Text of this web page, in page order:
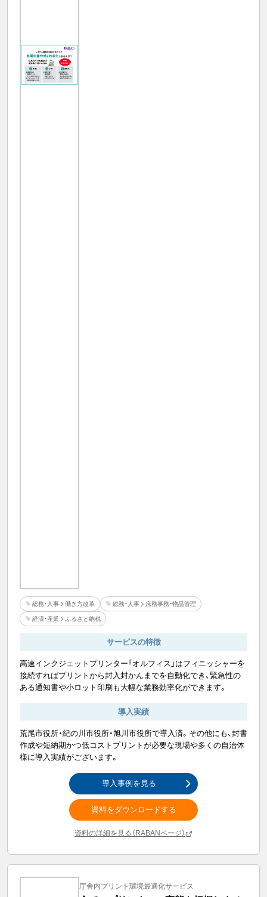
総務・人事 働き方改革 総務・人事 庶務事務・物品管理
経済・産業 ふるさと納税
サービスの特徴
高速インクジェットプリンター「オルフィス」はフィニッシャーを
接続すればプリントから封入封かんまでを自動化でき、緊急性の
ある通知書や小ロット印刷も大幅な業務効率化ができます。
導入実績
荒尾市役所・紀の川市役所・旭川市役所で導入済。その他にも、封書
作成や短納期かつ低コストプリントが必要な現場や多くの自治体
様に導入実績がございます。
導入事例を見る
資料をダウンロードする
資料の詳細を見る（RABANページ）
庁舎内プリント環境最適化サービス